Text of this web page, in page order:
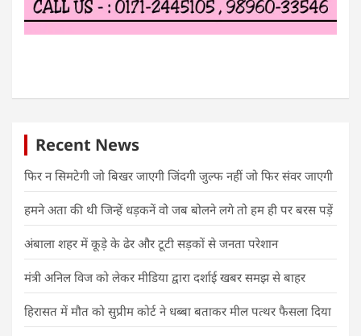
Recent News
फिर न सिमटेगी जो बिखर जाएगी जिंदगी जुल्फ नहीं जो फिर संवर जाएगी
हमने अता की थी जिन्हें धड़कनें वो जब बोलने लगे तो हम ही पर बरस पड़ें
अंबाला शहर में कूड़े के ढेर और टूटी सड़कों से जनता परेशान
मंत्री अनिल विज को लेकर मीडिया द्वारा दर्शाई खबर समझ से बाहर
हिरासत में मौत को सुप्रीम कोर्ट ने धब्बा बताकर मील पत्थर फैसला दिया